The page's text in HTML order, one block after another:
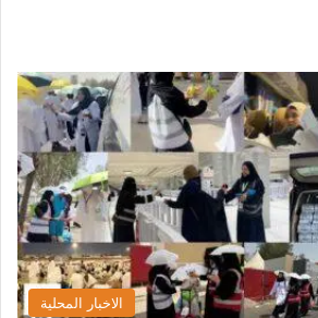
الاخبار المحلية